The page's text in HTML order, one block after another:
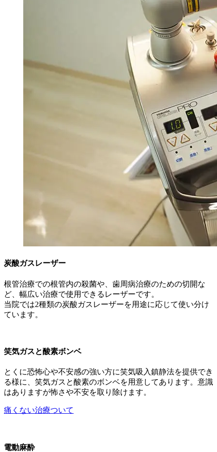
炭酸ガスレーザー
根管治療での根管内の殺菌や、歯周病治療のための切開な
ど、幅広い治療で使用できるレーザーです。
当院では2種類の炭酸ガスレーザーを用途に応じて使い分け
ています。
笑気ガスと酸素ボンベ
とくに恐怖心や不安感の強い方に笑気吸入鎮静法を提供でき
る様に、笑気ガスと酸素のボンベを用意してあります。意識
はありますが怖さや不安を取り除けます。
痛くない治療ついて
電動麻酔